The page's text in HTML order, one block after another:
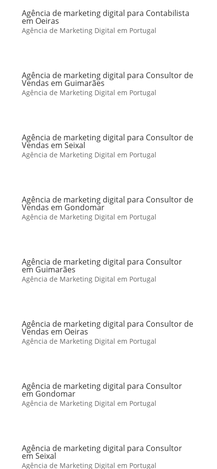
Agência de marketing digital para Contabilista
em Oeiras
Agência de Marketing Digital em Portugal
Agência de marketing digital para Consultor de
Vendas em Guimarães
Agência de Marketing Digital em Portugal
Agência de marketing digital para Consultor de
Vendas em Seixal
Agência de Marketing Digital em Portugal
Agência de marketing digital para Consultor de
Vendas em Gondomar
Agência de Marketing Digital em Portugal
Agência de marketing digital para Consultor
em Guimarães
Agência de Marketing Digital em Portugal
Agência de marketing digital para Consultor de
Vendas em Oeiras
Agência de Marketing Digital em Portugal
Agência de marketing digital para Consultor
em Gondomar
Agência de Marketing Digital em Portugal
Agência de marketing digital para Consultor
em Seixal
Agência de Marketing Digital em Portugal